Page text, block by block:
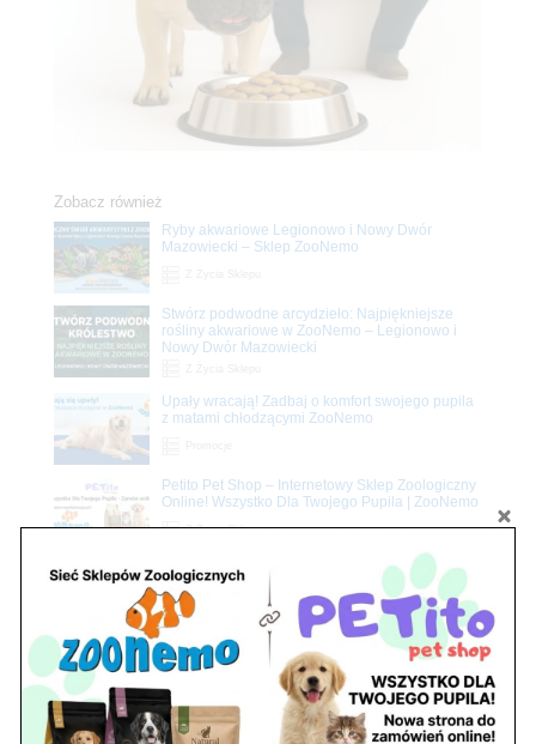
Zobacz również
Ryby akwariowe Legionowo i Nowy Dwór
Mazowiecki – Sklep ZooNemo
Stwórz podwodne arcydzieło: Najpiękniejsze
rośliny akwariowe w ZooNemo – Legionowo i
Nowy Dwór Mazowiecki
Upały wracają! Zadbaj o komfort swojego pupila
z matami chłodzącymi ZooNemo
Z Życia Sklepu
Petito Pet Shop – Internetowy Sklep Zoologiczny
Online! Wszystko Dla Twojego Pupila | ZooNemo
Znajdź nas
Adres
05-120 Legionowo
ul. Piłsudskiego 31,
pawilon 134